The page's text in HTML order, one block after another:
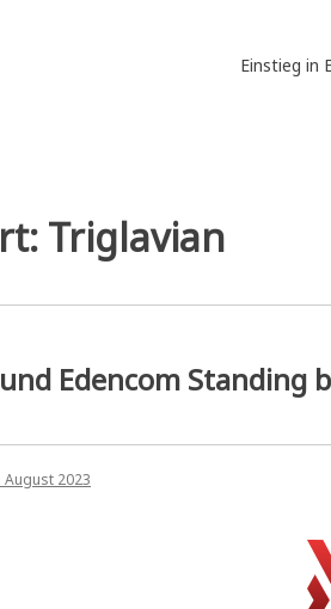
Einstieg in
Triglavian
Edencom Standing
August 2023